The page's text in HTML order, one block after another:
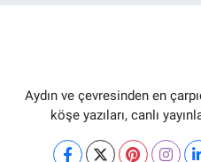
Aydın ve çevresinden en
köşe yazıları, canlı